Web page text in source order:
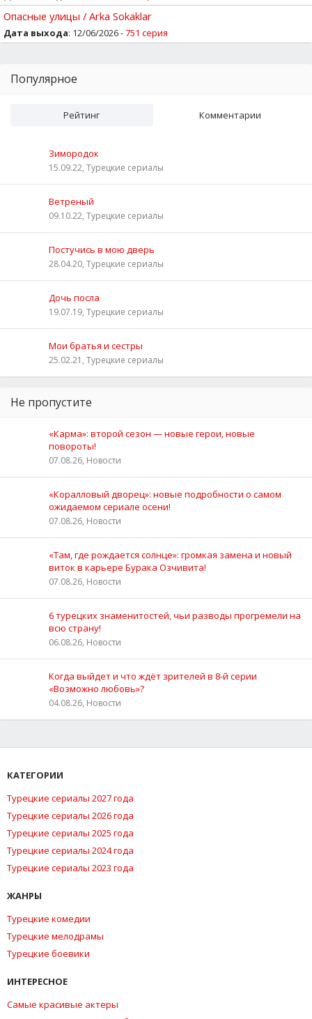
Опасные улицы / Arka Sokaklar
Дата выхода: 12/06/2026 -751 серия
Популярное
Рейтинг Комментарии
Зимородок
15.09.22, Турецкие сериалы
Ветреный
09.10.22, Турецкие сериалы
Постучись в мою дверь
28.04.20, Турецкие сериалы
Дочь посла
19.07.19, Турецкие сериалы
Мои братья и сестры
25.02.21, Турецкие сериалы
Не пропустите
«Карма»: второй сезон — новые герои, новые
повороты!
07.08.26, Новости
«Коралловый дворец»: новые подробности о самом
ожидаемом сериале осени!
07.08.26, Новости
«Там, где рождается солнце»: громкая замена и новый
виток в карьере Бурака Озчивита!
07.08.26, Новости
6 турецких знаменитостей, чьи разводы прогремели на
всю страну!
06.08.26, Новости
Когда выйдет и что ждёт зрителей в 8-й серии
«Возможно любовь»?
04.08.26, Новости
КАТЕГОРИИ
Турецкие сериалы 2027 года
Турецкие сериалы 2026 года
Турецкие сериалы 2025 года
Турецкие сериалы 2024 года
Турецкие сериалы 2023 года
ЖАНРЫ
Турецкие комедии
Турецкие мелодрамы
Турецкие боевики
ИНТЕРЕСНОЕ
Самые красивые актеры